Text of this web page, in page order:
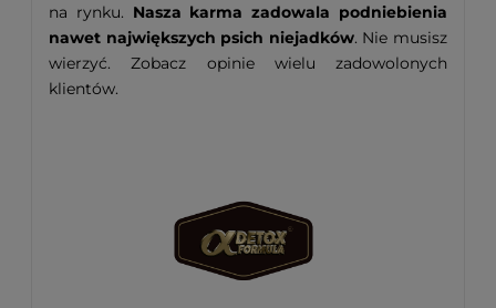
na rynku. Nasza karma zadowala podniebienia
nawet największych psich niejadków. Nie musisz
wierzyć. Zobacz opinie wielu zadowolonych
klientów.